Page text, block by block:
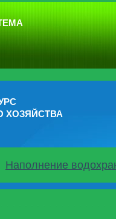
ХОЗЯЙСТВА
Наполнение